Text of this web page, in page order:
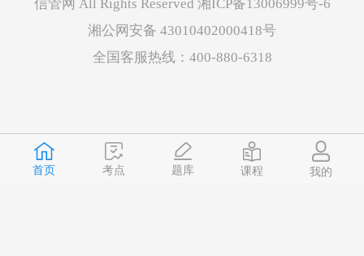
首页 考点 题库 课程 我的
信管网 All Rights Reserved 湘ICP备13006999号-6
湘公网安备 43010402000418号
全国客服热线：400-880-6318